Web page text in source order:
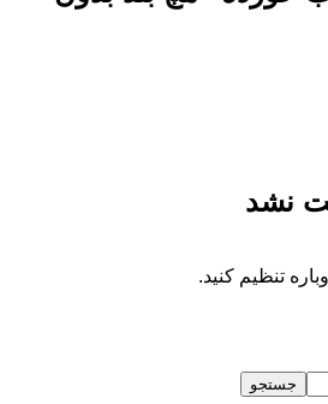
نشد
تنظیم کنید.
جستجو